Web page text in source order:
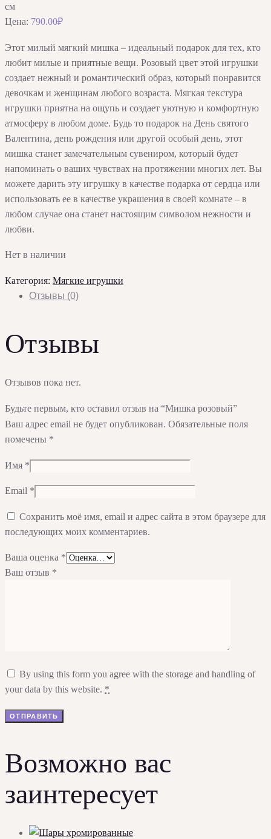
см
Цена: 790.00₽
Этот милый мягкий мишка – идеальный подарок для тех, кто
любит милые и приятные вещи. Розовый цвет этой игрушки
создает нежный и романтический образ, который понравится
девочкам и женщинам любого возраста. Мягкая текстура
игрушки приятна на ощупь и создает уютную и комфортную
атмосферу в любом доме. Будь то подарок на День святого
Валентина, день рождения или другой особый день, этот
мишка станет замечательным сувениром, который будет
напоминать о ваших чувствах на протяжении многих лет. Вы
можете дарить эту игрушку в качестве подарка от сердца или
использовать ее в качестве украшения в своей комнате – в
любом случае она станет настоящим символом нежности и
любви.
Нет в наличии
Категория: Мягкие игрушки
Отзывы (0)
Отзывы
Отзывов пока нет.
Будьте первым, кто оставил отзыв на “Мишка розовый”
Ваш адрес email не будет опубликован. Обязательные поля
помечены *
Имя *
Email *
Сохранить моё имя, email и адрес сайта в этом браузере для
последующих моих комментариев.
Ваша оценка *
Ваш отзыв *
By using this form you agree with the storage and handling of
your data by this website. *
Возможно вас
заинтересует